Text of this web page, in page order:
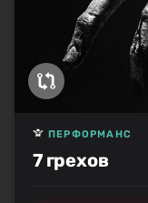
7 грехов
ПЕРФОРМАНС